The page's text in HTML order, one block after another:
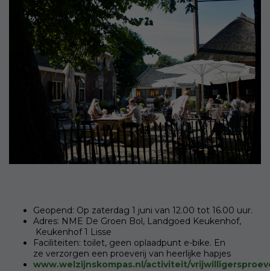
Geopend: Op zaterdag 1 juni van 12.00 tot 16.00 uur.
Adres: NME De Groen Bol, Landgoed Keukenhof,
Keukenhof 1 Lisse
Faciliteiten: toilet, geen oplaadpunt e-bike. En
ze verzorgen een proeverij van heerlijke hapjes
www.welzijnskompas.nl/activiteit/